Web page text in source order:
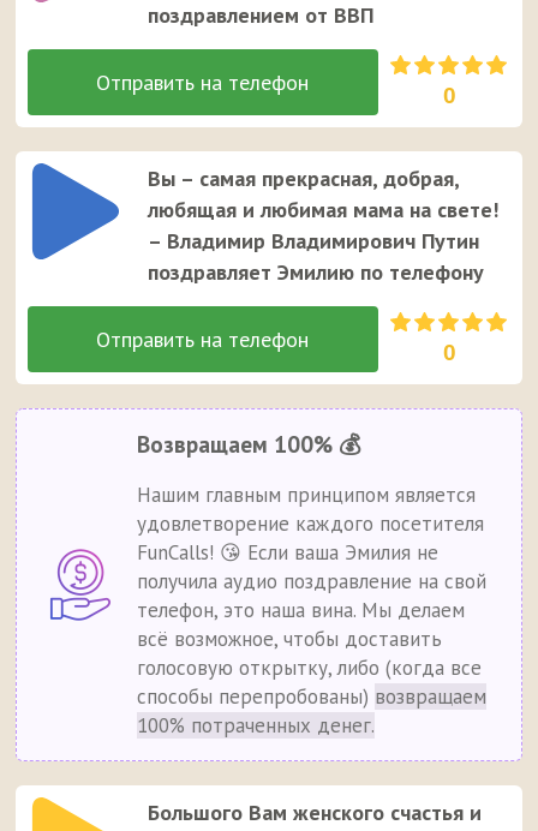
поздравлением от ВВП
0
Вы – самая прекрасная, добрая,
любящая и любимая мама на свете!
– Владимир Владимирович Путин
поздравляет Эмилию по телефону
0
Возвращаем 100% 💰
Нашим главным принципом является
удовлетворение каждого посетителя
FunCalls! 😘 Если ваша Эмилия не
получила аудио поздравление на свой
телефон, это наша вина. Мы делаем
всё возможное, чтобы доставить
голосовую открытку, либо (когда все
способы перепробованы) возвращаем
100% потраченных денег.
Большого Вам женского счастья и